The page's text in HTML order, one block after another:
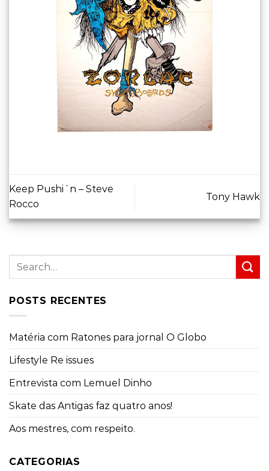
Keep Pushi´n – Steve
Rocco
Tony Hawk
POSTS RECENTES
Matéria com Ratones para jornal O Globo
Lifestyle Re issues
Entrevista com Lemuel Dinho
Skate das Antigas faz quatro anos!
Aos mestres, com respeito.
CATEGORIAS